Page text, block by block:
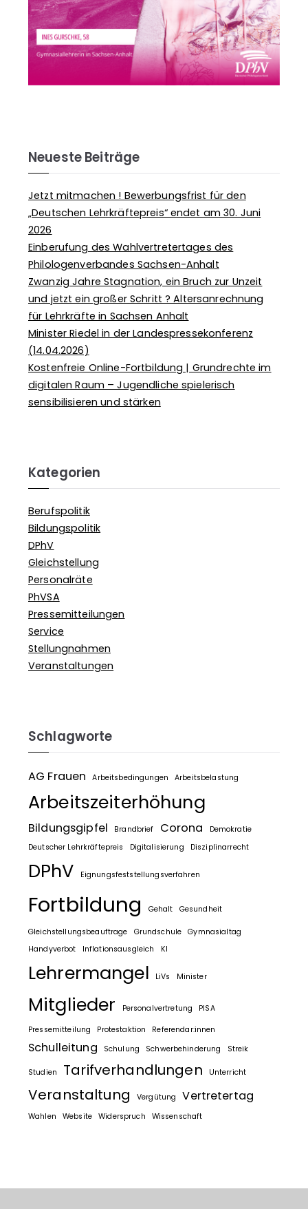
Neueste Beiträge
Jetzt mitmachen ! Bewerbungsfrist für den
„Deutschen Lehrkräftepreis“ endet am 30. Juni
2026
Einberufung des Wahlvertretertages des
Philologenverbandes Sachsen-Anhalt
Zwanzig Jahre Stagnation, ein Bruch zur Unzeit
und jetzt ein großer Schritt ? Altersanrechnung
für Lehrkräfte in Sachsen Anhalt
Minister Riedel in der Landespressekonferenz
(14.04.2026)
Kostenfreie Online-Fortbildung | Grundrechte im
digitalen Raum – Jugendliche spielerisch
sensibilisieren und stärken
Kategorien
Berufspolitik
Bildungspolitik
DPhV
Gleichstellung
Personalräte
PhVSA
Pressemitteilungen
Service
Stellungnahmen
Veranstaltungen
Schlagworte
AG Frauen Arbeitsbedingungen Arbeitsbelastung
Arbeitszeiterhöhung
Bildungsgipfel Brandbrief Corona
Demokratie
Deutscher Lehrkräftepreis
Digitalisierung Disziplinarrecht
DPhV Eignungsfeststellungsverfahren
Fortbildung Gehalt Gesundheit
Gleichstellungsbeauftrage Grundschule
Gymnasialtag
Handyverbot
Inflationsausgleich KI
Lehrermangel LiVs Minister
Mitglieder Personalvertretung PISA
Pressemitteilung Protestaktion Referendar:innen
Schulleitung Schulung Schwerbehinderung Streik
Studien Tarifverhandlungen Unterricht
Veranstaltung Vergütung Vertretertag
Wahlen Website Widerspruch Wissenschaft